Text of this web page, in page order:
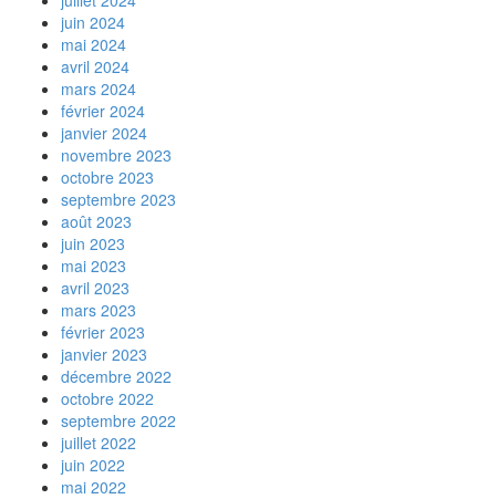
juin 2024
mai 2024
avril 2024
mars 2024
février 2024
janvier 2024
novembre 2023
octobre 2023
septembre 2023
août 2023
juin 2023
mai 2023
avril 2023
mars 2023
février 2023
janvier 2023
décembre 2022
octobre 2022
septembre 2022
juillet 2022
juin 2022
mai 2022